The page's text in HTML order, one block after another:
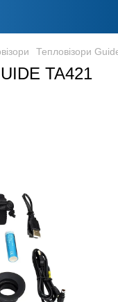
Тепловізори
TA421